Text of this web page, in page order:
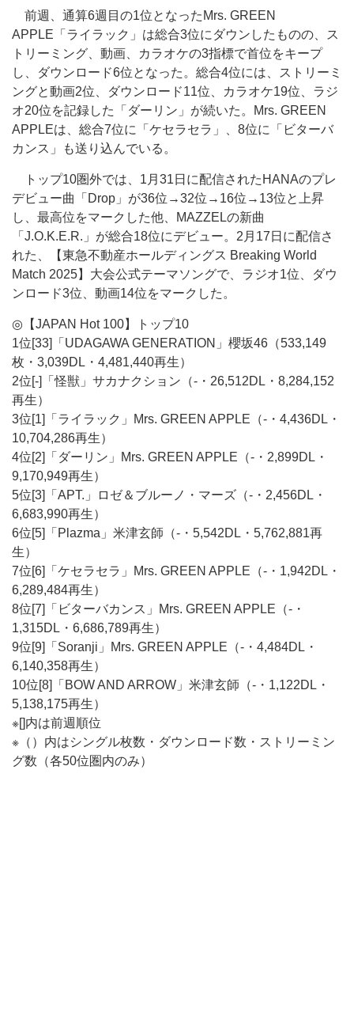
前週、通算6週目の1位となったMrs. GREEN
APPLE「ライラック」は総合3位にダウンしたものの、ス
トリーミング、動画、カラオケの3指標で首位をキープ
し、ダウンロード6位となった。総合4位には、ストリーミ
ングと動画2位、ダウンロード11位、カラオケ19位、ラジ
オ20位を記録した「ダーリン」が続いた。Mrs. GREEN
APPLEは、総合7位に「ケセラセラ」、8位に「ビターバ
カンス」も送り込んでいる。
トップ10圏外では、1月31日に配信されたHANAのプレ
デビュー曲「Drop」が36位→32位→16位→13位と上昇
し、最高位をマークした他、MAZZELの新曲
「J.O.K.E.R.」が総合18位にデビュー。2月17日に配信さ
れた、【東急不動産ホールディングス Breaking World
Match 2025】大会公式テーマソングで、ラジオ1位、ダウ
ンロード3位、動画14位をマークした。
◎【JAPAN Hot 100】トップ10
1位[33]「UDAGAWA GENERATION」櫻坂46（533,149
枚・3,039DL・4,481,440再生）
2位[-]「怪獣」サカナクション（-・26,512DL・8,284,152
再生）
3位[1]「ライラック」Mrs. GREEN APPLE（-・4,436DL・
10,704,286再生）
4位[2]「ダーリン」Mrs. GREEN APPLE（-・2,899DL・
9,170,949再生）
5位[3]「APT.」ロゼ＆ブルーノ・マーズ（-・2,456DL・
6,683,990再生）
6位[5]「Plazma」米津玄師（-・5,542DL・5,762,881再
生）
7位[6]「ケセラセラ」Mrs. GREEN APPLE（-・1,942DL・
6,289,484再生）
8位[7]「ビターバカンス」Mrs. GREEN APPLE（-・
1,315DL・6,686,789再生）
9位[9]「Soranji」Mrs. GREEN APPLE（-・4,484DL・
6,140,358再生）
10位[8]「BOW AND ARROW」米津玄師（-・1,122DL・
5,138,175再生）
※[]内は前週順位
※（）内はシングル枚数・ダウンロード数・ストリーミン
グ数（各50位圏内のみ）